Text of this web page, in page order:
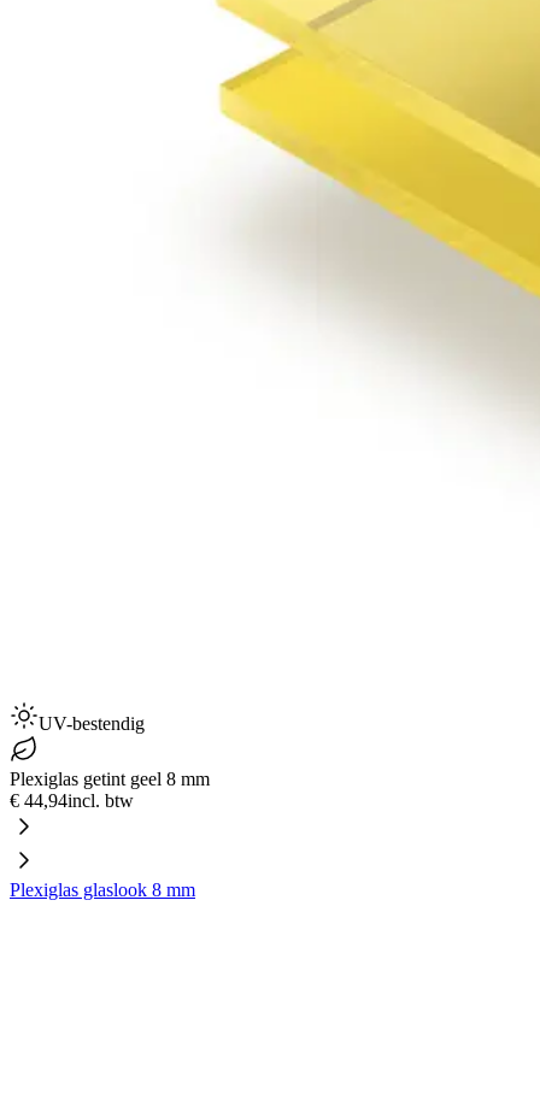
UV-bestendig
Plexiglas getint geel 8 mm
€ 44,94incl. btw
Plexiglas glaslook 8 mm